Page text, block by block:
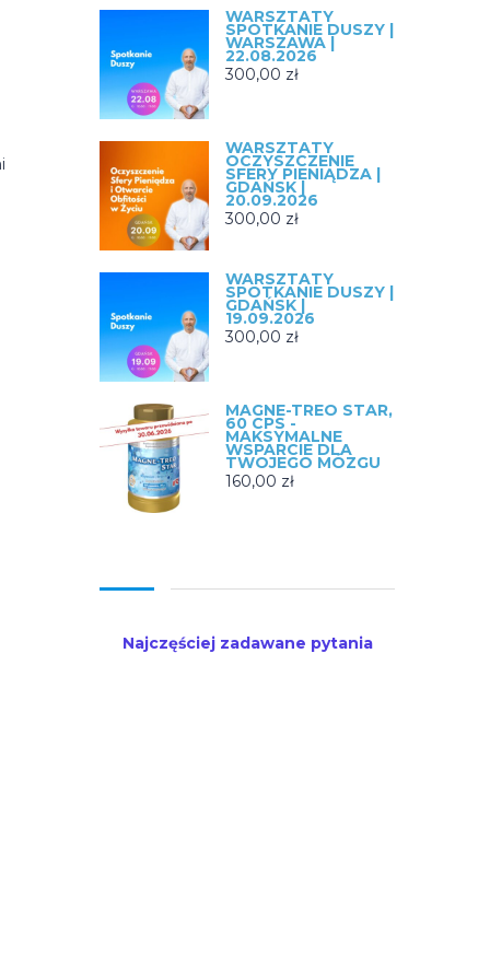
WARSZTATY
SPOTKANIE DUSZY |
WARSZAWA |
22.08.2026
300,00 zł
WARSZTATY
OCZYSZCZENIE
SFERY PIENIĄDZA |
GDAŃSK |
20.09.2026
300,00 zł
WARSZTATY
SPOTKANIE DUSZY |
GDAŃSK |
19.09.2026
300,00 zł
MAGNE-TREO STAR,
60 CPS -
MAKSYMALNE
WSPARCIE DLA
TWOJEGO MÓZGU
160,00 zł
Najczęściej zadawane pytania